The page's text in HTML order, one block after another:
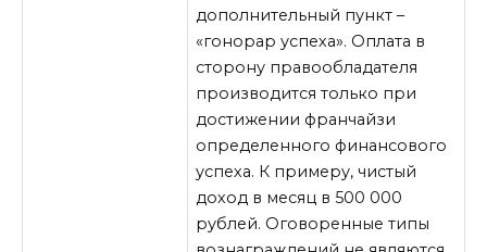
дополнительный пункт –
«гонорар успеха». Оплата в
сторону правообладателя
производится только при
достижении франчайзи
определенного финансового
успеха. К примеру, чистый
доход в месяц в 500 000
рублей. Оговоренные типы